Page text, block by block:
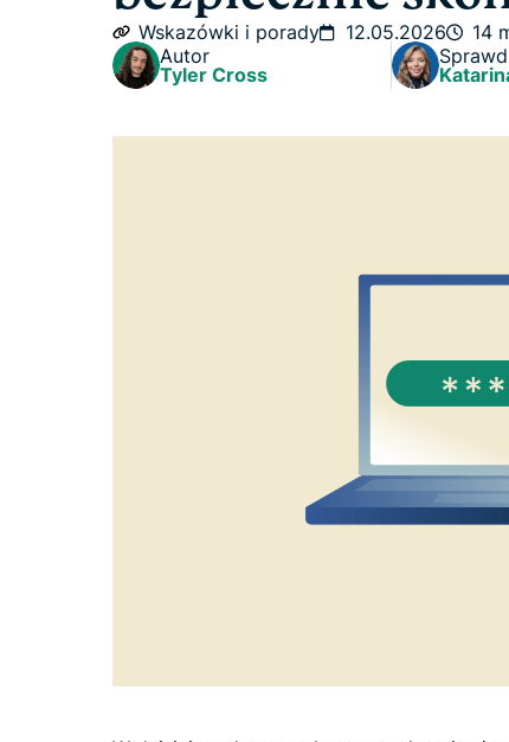
Wskazówki i porady 12.05.2026
14
Autor
Tyler Cross